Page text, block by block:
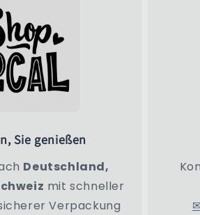
Sie genießen
Deutschland,
mit schneller
Verpackung